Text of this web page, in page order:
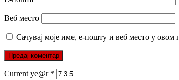
Веб место
Сачувај моје име, е-пошту и веб место у овом
Current ye@r *